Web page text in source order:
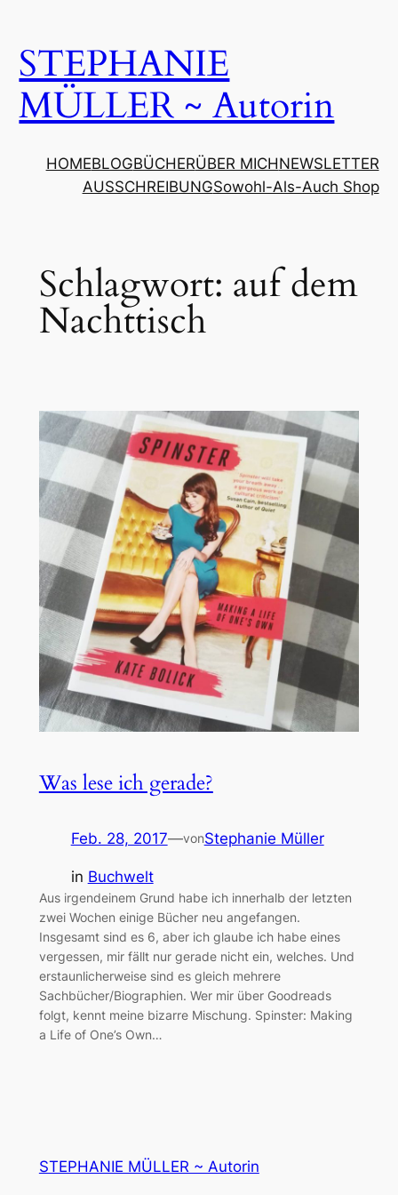
springen
STEPHANIE
MÜLLER ~ Autorin
HOMEBLOGBÜCHERÜBER MICHNEWSLETTER
AUSSCHREIBUNGSowohl-Als-Auch Shop
Schlagwort: auf dem
Nachttisch
Was lese ich gerade?
Feb. 28, 2017—vonStephanie Müller
in Buchwelt
Aus irgendeinem Grund habe ich innerhalb der letzten
zwei Wochen einige Bücher neu angefangen.
Insgesamt sind es 6, aber ich glaube ich habe eines
vergessen, mir fällt nur gerade nicht ein, welches. Und
erstaunlicherweise sind es gleich mehrere
Sachbücher/Biographien. Wer mir über Goodreads
folgt, kennt meine bizarre Mischung. Spinster: Making
a Life of One’s Own…
STEPHANIE MÜLLER ~ Autorin